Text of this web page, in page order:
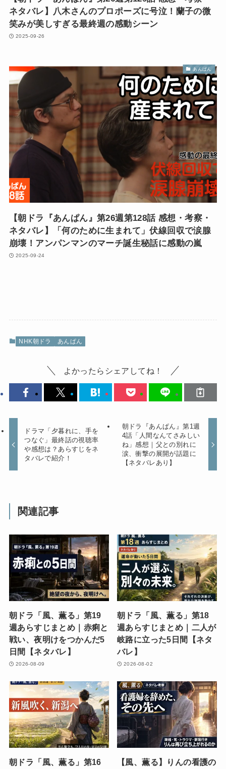
ネタバレ】八木さんのプロポーズに号泣！蘭子の微
笑みが美しすぎる最終週の感動シーン
2025-09-26
あんぱん
【朝ドラ『あんぱん』第26週第128話 感想・考察・
ネタバレ】「何のために生まれて」伏線回収で涙腺
崩壊！アンパンマンのマーチ誕生秘話に感動の嵐
2025-09-24
NHK朝ドラ あんぱん
よかったらシェアしてね！
ドラマ「夕暮れに、手を
つなぐ」最終話の視聴率
や感想は？あらすじをネ
タバレで紹介！
朝ドラ『あんぱん』第1週
4話「人間なんてさみしい
ね」感想｜父との別れに
涙、衝撃の展開が話題に
【ネタバレあり】
関連記事
朝ドラ「風、薫る」第19
週あらすじまとめ｜赤痢と
戦い、夜明けをつかんだ5
日間【ネタバレ】
2026-08-09
朝ドラ「風、薫る」第18
週あらすじまとめ｜二人が
岐路に立った5日間【ネタ
バレ】
2026-08-02
朝ドラ「風、薫る」第16 【風、薫る】りんの看護の